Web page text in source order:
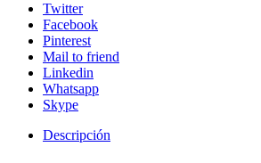
Twitter
Facebook
Pinterest
Mail to friend
Linkedin
Whatsapp
Skype
Descripción